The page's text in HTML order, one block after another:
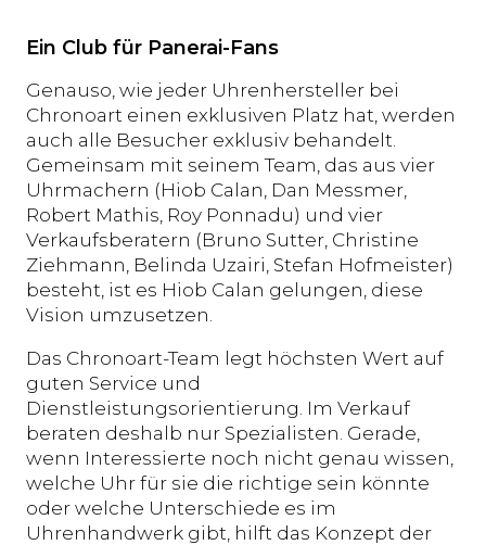
Ein Club für Panerai-Fans
Genauso, wie jeder Uhrenhersteller bei
Chronoart einen exklusiven Platz hat, werden
auch alle Besucher exklusiv behandelt.
Gemeinsam mit seinem Team, das aus vier
Uhrmachern (Hiob Calan, Dan Messmer,
Robert Mathis, Roy Ponnadu) und vier
Verkaufsberatern (Bruno Sutter, Christine
Ziehmann, Belinda Uzairi, Stefan Hofmeister)
besteht, ist es Hiob Calan gelungen, diese
Vision umzusetzen.
Das Chronoart-Team legt höchsten Wert auf
guten Service und
Dienstleistungsorientierung. Im Verkauf
beraten deshalb nur Spezialisten. Gerade,
wenn Interessierte noch nicht genau wissen,
welche Uhr für sie die richtige sein könnte
oder welche Unterschiede es im
Uhrenhandwerk gibt, hilft das Konzept der